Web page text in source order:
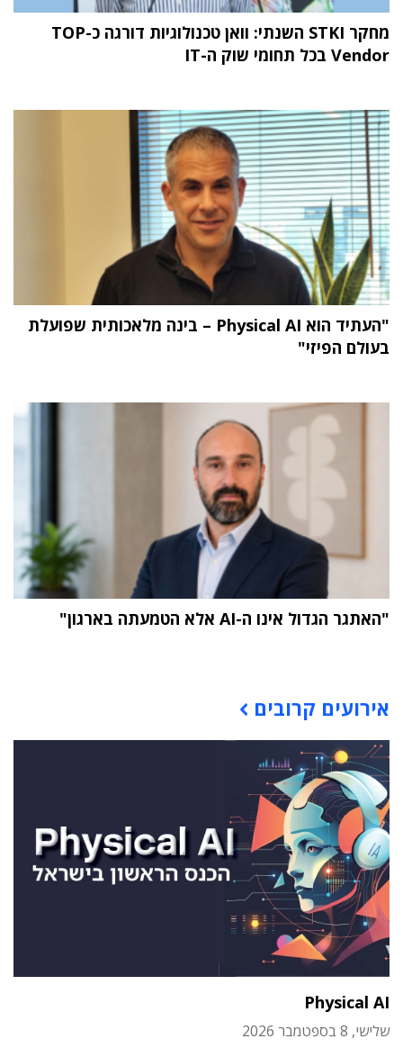
מחקר STKI השנתי: וואן טכנולוגיות דורגה כ-TOP
Vendor בכל תחומי שוק ה-IT
"העתיד הוא Physical AI – בינה מלאכותית שפועלת
בעולם הפיזי"
"האתגר הגדול אינו ה-AI אלא הטמעתה בארגון"
אירועים קרובים
Physical AI
שלישי, 8 בספטמבר 2026